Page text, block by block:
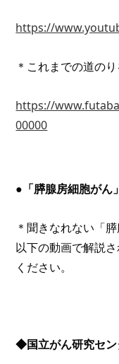
https://
＊これまでの道の
https://
00000
●「膵腺房細胞がん
＊聞きなれない「
以下の動画で解説
ください。
◆国立がん研究セン